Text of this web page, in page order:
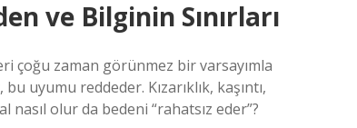
ve Bilginin Sınırları
çoğu zaman görünmez bir varsayımla
uyumu reddeder. Kızarıklık, kaşıntı,
olur da bedeni “rahatsız eder”?